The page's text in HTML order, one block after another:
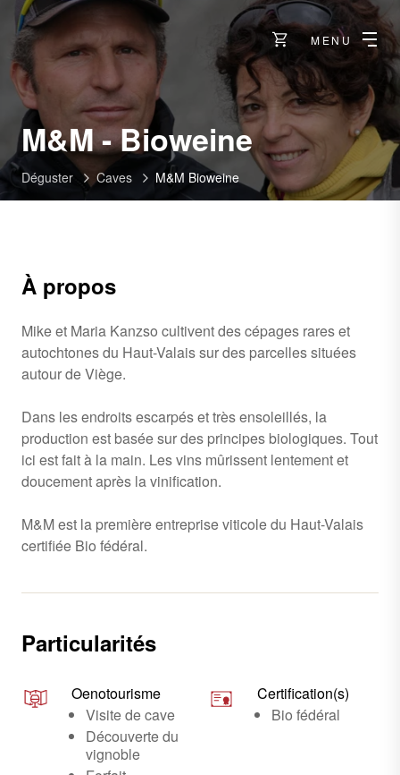
MENU
M&M - Bioweine-
Stalden
Déguster Caves M&M Bioweine
À propos
Mike et Maria Kanzso cultivent des cépages rares et
autochtones du Haut-Valais sur des parcelles situées
autour de Viège.
Dans les endroits escarpés et très ensoleillés, la
production est basée sur des principes biologiques. Tout
ici est fait à la main. Les vins mûrissent lentement et
doucement après la vinification.
M&M est la première entreprise viticole du Haut-Valais
certifiée Bio fédéral.
Particularités
Oenotourisme
Visite de cave
Découverte du
vignoble
Certification(s)
Bio fédéral